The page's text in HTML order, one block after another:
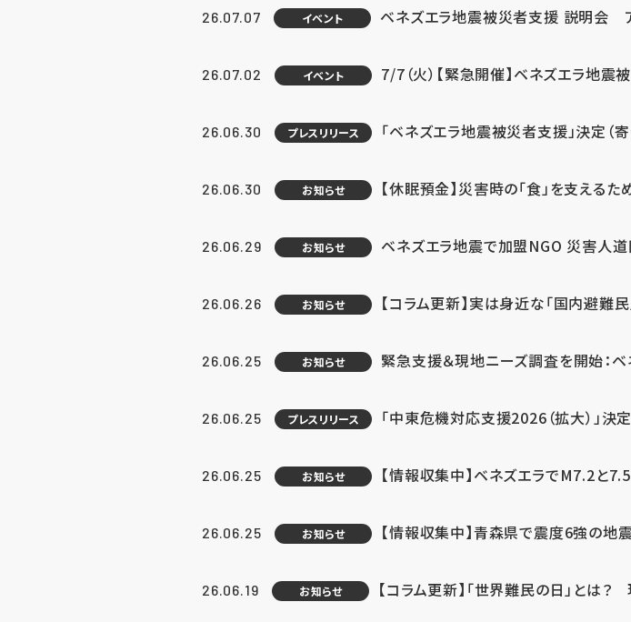
26.07.07 イベント ベネズエラ地震被災者支援 説明会
26.07.02 イベント 7/7（火）【緊急開催】ベネズエラ地
26.06.30 プレスリリース 「ベネズエラ地震被災者支援」決定（
26.06.30 お知らせ 【休眠預金】災害時の「食」を支えるた
26.06.29 お知らせ ベネズエラ地震で加盟NGO 災害人
26.06.26 お知らせ 【コラム更新】実は身近な「国内避
26.06.25 お知らせ 緊急支援＆現地ニーズ調査を開始：
26.06.25 プレスリリース 「中東危機対応支援2026（拡大）」決
26.06.25 お知らせ 【情報収集中】ベネズエラでM7.2と
26.06.25 お知らせ 【情報収集中】青森県で震度6強の地
26.06.19 お知らせ 【コラム更新】「世界難民の日」とは